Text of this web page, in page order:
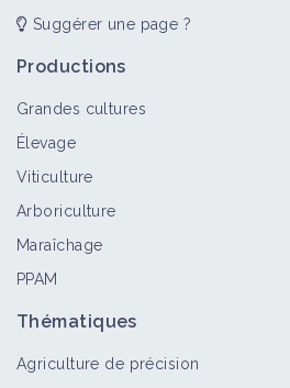
Suggérer une page ?
Productions
Grandes cultures
Élevage
Viticulture
Arboriculture
Maraîchage
PPAM
Thématiques
Agriculture de précision